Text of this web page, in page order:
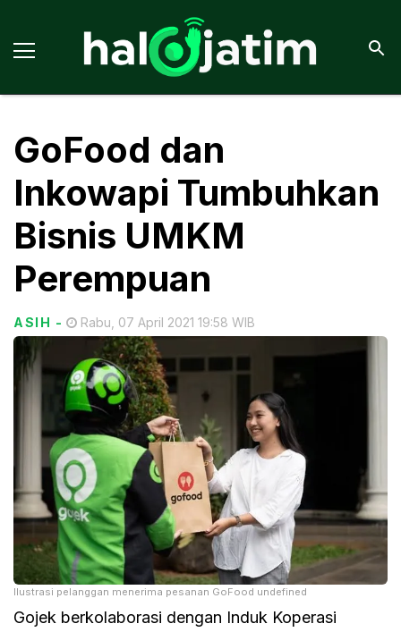
GoFood dan
Inkowapi Tumbuhkan
Bisnis UMKM
Perempuan
ASIH - Rabu, 07 April 2021 19:58 WIB
Ilustrasi pelanggan menerima pesanan GoFood undefined
Gojek berkolaborasi dengan Induk Koperasi